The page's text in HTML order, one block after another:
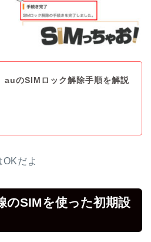
auのSIMロック解除手順を解説
だよ
のSIMを使った初期設